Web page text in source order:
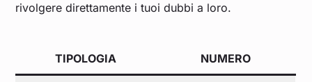
rivolgere direttamente i tuoi dubbi a loro.
TIPOLOGIA NUMERO